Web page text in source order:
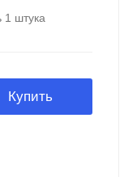
1 штука
Купить